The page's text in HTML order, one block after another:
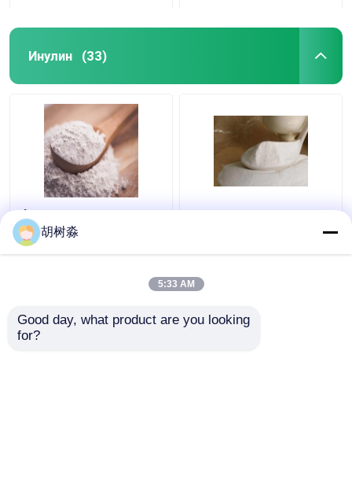
Инулин (33)
ФКК синатрин Инулин
110 ккал
Растворимая
контактные
Выпечка 110 ккал
контактные
胡树淼
5:33 AM
Good day, what product are you looking
for?